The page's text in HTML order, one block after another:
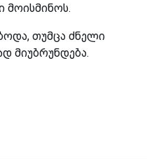
მოისმინოს.
თუმცა ძნელი
მიუბრუნდება.